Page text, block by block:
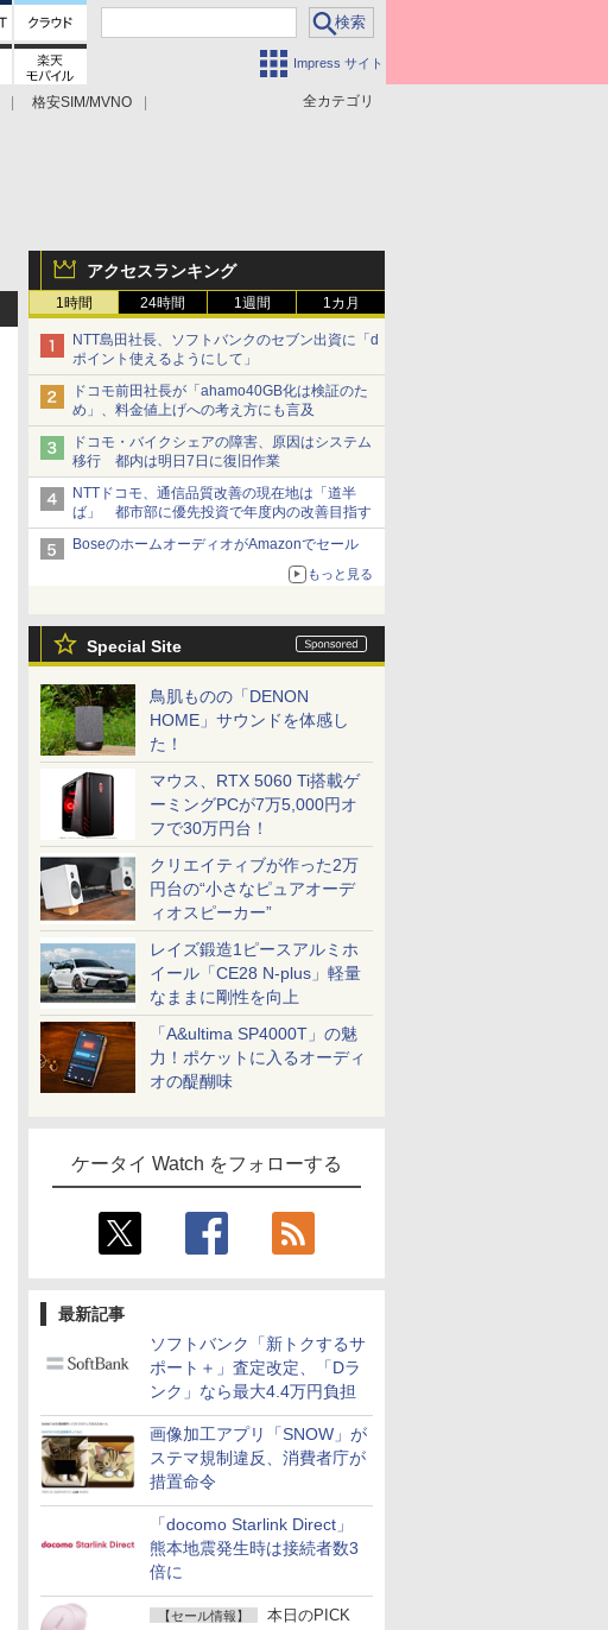
Impress サイト
全カテゴリ
格安SIM/MVNO
アクセスランキング
1時間 24時間 1週間 1カ月
NTT島田社長、ソフトバンクのセブン出資に「d
ポイント使えるようにして」
ドコモ前田社長が「ahamo40GB化は検証のた
め」、料金値上げへの考え方にも言及
ドコモ・バイクシェアの障害、原因はシステム
移行 都内は明日7日に復旧作業
NTTドコモ、通信品質改善の現在地は「道半
ば」 都市部に優先投資で年度内の改善目指す
BoseのホームオーディオがAmazonでセール
もっと見る
Special Site
鳥肌ものの「DENON
HOME」サウンドを体感し
た！
マウス、RTX 5060 Ti搭載ゲ
ーミングPCが7万5,000円オ
フで30万円台！
クリエイティブが作った2万
円台の“小さなピュアオーデ
ィオスピーカー”
レイズ鍛造1ピースアルミホ
イール「CE28 N-plus」軽量
なままに剛性を向上
「A&ultima SP4000T」の魅
力！ポケットに入るオーディ
オの醍醐味
ケータイ Watch をフォローする
最新記事
ソフトバンク「新トクするサ
ポート＋」査定改定、「Dラ
ンク」なら最大4.4万円負担
画像加工アプリ「SNOW」が
ステマ規制違反、消費者庁が
措置命令
「docomo Starlink Direct」
熊本地震発生時は接続者数3
倍に
【セール情報】
本日のPICK